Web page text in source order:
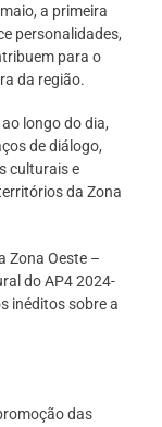
a primeira
personalidades,
para o
da região.
longo do dia,
de diálogo,
culturais e
da Zona
Zona Oeste –
do AP4 2024-
inéditos sobre a
das